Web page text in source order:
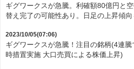
ギグワークスが急騰。利確額80億円と
替え完了の可能性あり。日足の上昇傾向
2023/10/05(07:06)
ギグワークスが急騰！注目の銘柄(4連
時措置実施 大口売買による株価上昇)